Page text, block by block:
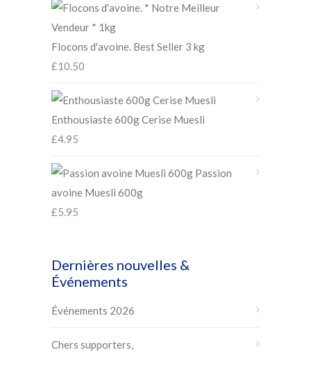
Flocons d'avoine. Best Seller 3 kg
£10.50
Enthousiaste 600g Cerise Muesli
£4.95
Passion
avoine Muesli 600g
£5.95
Dernières nouvelles &
Événements
Événements 2026
Chers supporters,